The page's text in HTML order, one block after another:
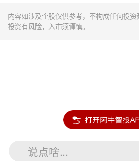
内容如涉及个股仅供参考，不构成任何投资
投资有风险，入市须谨慎。
说点啥...